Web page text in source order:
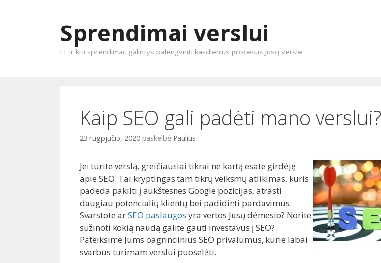
Sprendimai verslui
IT ir kiti sprendimai, galintys palengvinti kasdienius procesus Jūsų versle
Kaip SEO gali padėti mano verslui?
23 rugpjūčio, 2020 paskelbė Paulius
Jei turite verslą, greičiausiai tikrai ne kartą esate girdėję
apie SEO. Tai kryptingas tam tikrų veiksmų atlikimas, kuris
padeda pakilti į aukštesnes Google pozicijas, atrasti
daugiau potencialių klientų bei padidinti pardavimus.
Svarstote arSEO paslaugos yra vertos Jūsų dėmesio? Norite
sužinoti kokią naudą galite gauti investavus į SEO?
Pateiksime Jums pagrindinius SEO privalumus, kurie labai
svarbūs turimam verslui puoselėti.